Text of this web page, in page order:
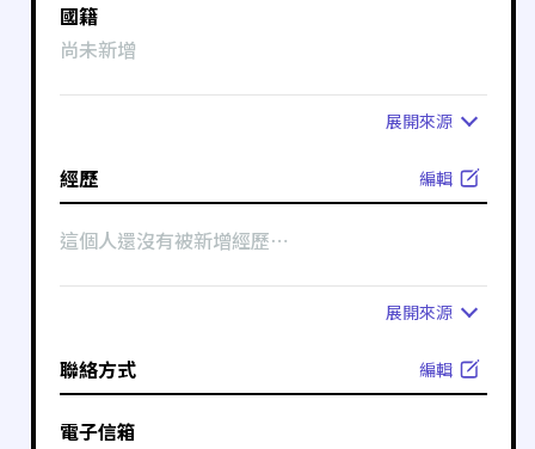
國籍
尚未新增
展開來源
經歷 編輯
這個人還沒有被新增經歷⋯
展開來源
聯絡方式 編輯
電子信箱